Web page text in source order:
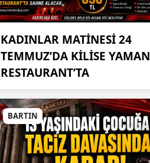
KADINLAR MATİNESİ 24
TEMMUZ’DA KİLİSE YAMAN
RESTAURANT’TA
BARTIN